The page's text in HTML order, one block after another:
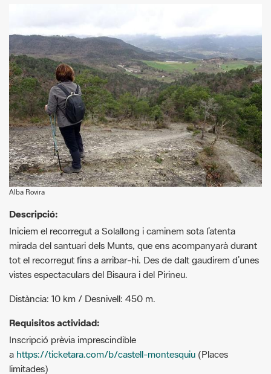
Alba Rovira
Descripció:
Iniciem el recorregut a Solallong i caminem sota l’atenta
tot el recorregut fins a arribar-hi. Des de dalt gaudirem d’unes
vistes espectaculars del Bisaura i del Pirineu.
Distància: 10 km / Desnivell: 450 m.
Requisitos actividad:
Inscripció prèvia imprescindible
limitades)
Cal dur calçat i roba còmoda, aigua i esmorzar.
El Consorci de la Vall del Ges, Orís i Bisaura es reserva el dret
d’anul·lació de la sortida programada si les condicions